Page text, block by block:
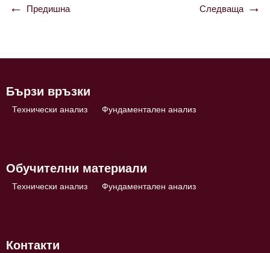
Навигация
Предишна Следваща
Бързи връзки
Технически анализ Фундаментален анализ
Обучителни материали
Технически анализ Фундаментален анализ
Контакти